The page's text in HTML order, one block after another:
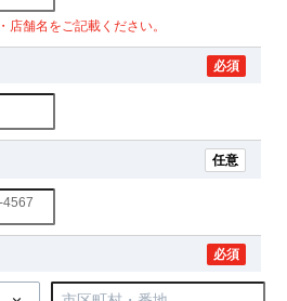
舗名をご記載ください。
必須
任意
4567
必須